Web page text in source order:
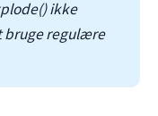
ikke
bruge regulære